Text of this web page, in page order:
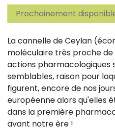
Prochainement
La cannelle de Ceylan
moléculaire très proche de
actions pharmacologiques
semblables, raison pour
figurent, encore de nos
européenne alors qu'elles
dans la première
avant notre ère !